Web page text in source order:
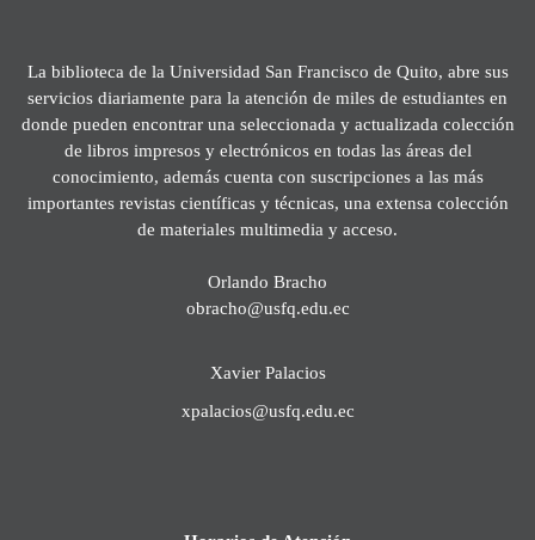
La biblioteca de la Universidad San Francisco de Quito, abre sus
servicios diariamente para la atención de miles de estudiantes en
donde pueden encontrar una seleccionada y actualizada colección
de libros impresos y electrónicos en todas las áreas del
conocimiento, además cuenta con suscripciones a las más
importantes revistas científicas y técnicas, una extensa colección
de materiales multimedia y acceso.
Orlando Bracho
obracho@usfq.edu.ec
Xavier Palacios
xpalacios@usfq.edu.ec